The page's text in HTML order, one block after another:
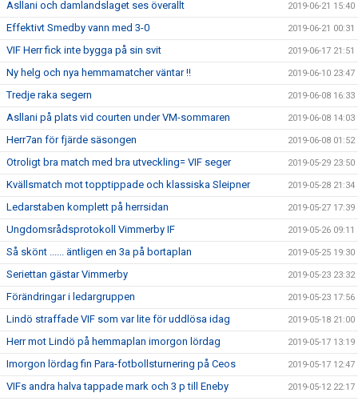
Asllani och damlandslaget ses överallt 2019-06-21 15:40
Effektivt Smedby vann med 3-0 2019-06-21 00:31
VIF Herr fick inte bygga på sin svit 2019-06-17 21:51
Ny helg och nya hemmamatcher väntar !! 2019-06-10 23:47
Tredje raka segern 2019-06-08 16:33
Asllani på plats vid courten under VM-sommaren 2019-06-08 14:03
Herr7an för fjärde säsongen 2019-06-08 01:52
Otroligt bra match med bra utveckling= VIF seger 2019-05-29 23:50
Kvällsmatch mot topptippade och klassiska Sleipner 2019-05-28 21:34
Ledarstaben komplett på herrsidan 2019-05-27 17:39
Ungdomsrådsprotokoll Vimmerby IF 2019-05-26 09:11
Så skönt ...... äntligen en 3a på bortaplan 2019-05-25 19:30
Seriettan gästar Vimmerby 2019-05-23 23:32
Förändringar i ledargruppen 2019-05-23 17:56
Lindö straffade VIF som var lite för uddlösa idag 2019-05-18 21:00
Herr mot Lindö på hemmaplan imorgon lördag 2019-05-17 13:19
Imorgon lördag fin Para-fotbollsturnering på Ceos 2019-05-17 12:47
VIFs andra halva tappade mark och 3 p till Eneby 2019-05-12 22:17